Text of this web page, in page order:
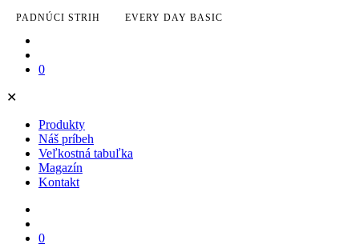
0
✕
Produkty
Náš príbeh
Veľkostná tabuľka
Magazín
Kontakt
0
PADNÚCI STRIH EVERY DAY BASIC